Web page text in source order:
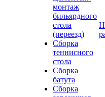
монтаж
бильярдного
стола
(переезд)
Сборка
теннисного
стола
Сборка
батута
Сборка